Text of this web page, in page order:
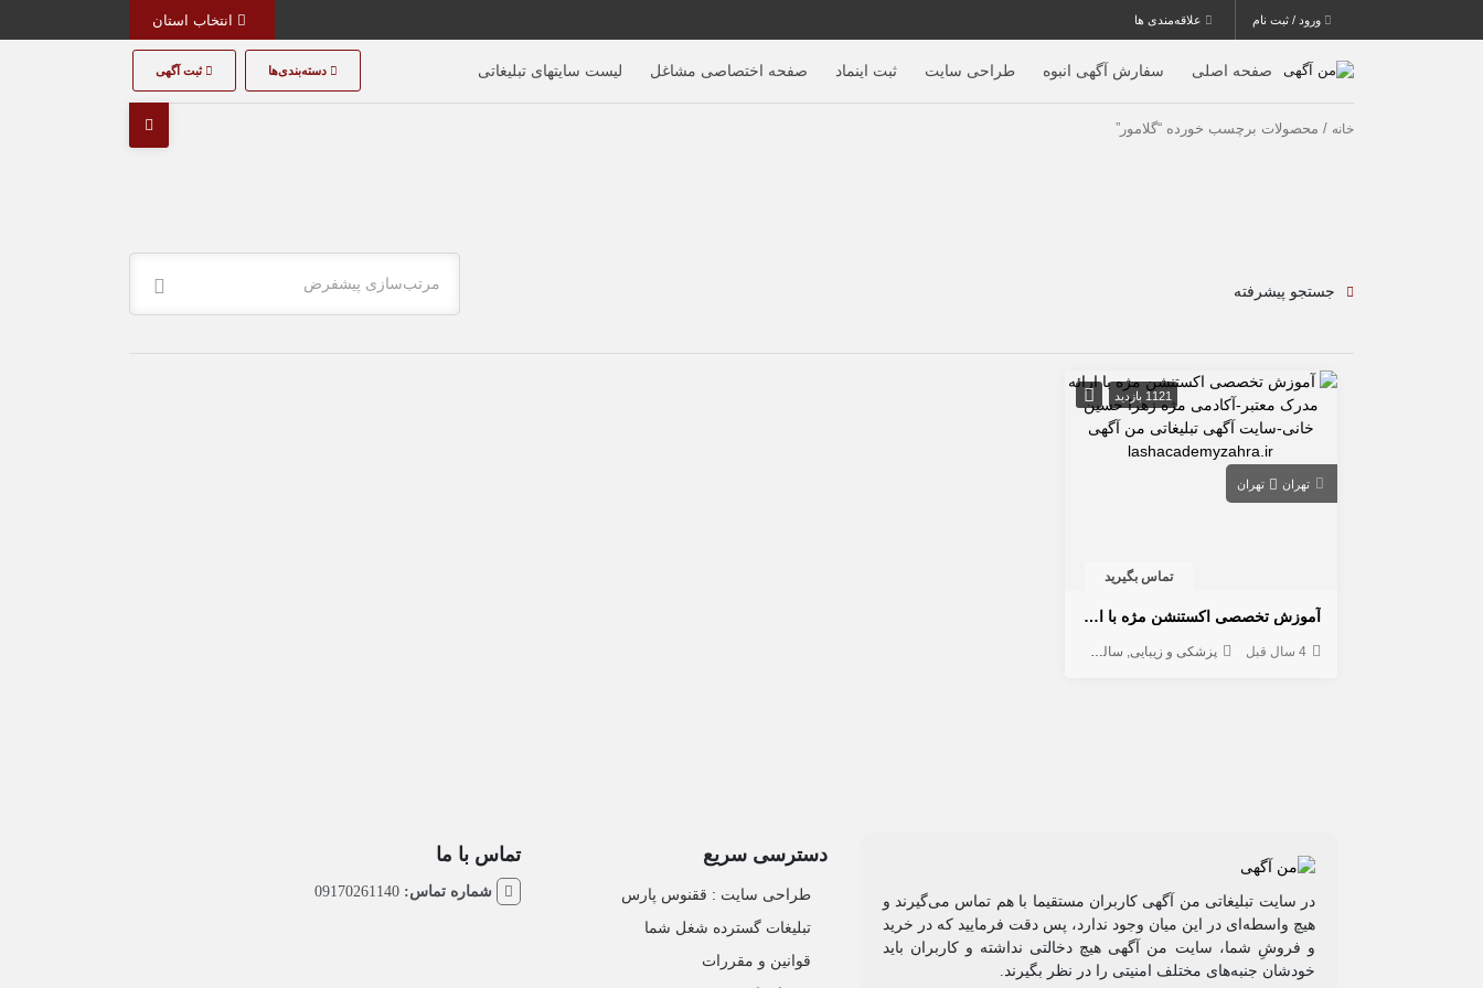
ورود / ثبت نام علاقه‌مندی ها
صفحه اصلی سفارش آگهی انبوه طراحی سایت ثبت اینماد صفحه اختصاصی مشاغل لیست سایتهای تبلیغاتی دسته‌بندی‌ها ثبت آگهی
خانه / محصولات برچسب خورده “گلامور”
مرتب‌سازی پیشفرض جستجو پیشرفته
1121 بازدید
تهران تهران
تماس بگیرید
آموزش تخصصی اکستنشن مژه با ارائه مدرک معتبر
4 سال قبل پزشکی و زیبایی سالن آرایش و زیبایی
در سایت تبلیغاتی من آگهی کاربران مستقیما با هم تماس می‌گیرند و
هیچ واسطه‌ای در این میان وجود ندارد، پس دقت فرمایید که در خرید
و فروشِ شما، سایت من آگهی هیچ دخالتی نداشته و کاربران باید
خودشان جنبه‌های مختلف امنیتی را در نظر بگیرند.
دسترسی سریع
طراحی سایت :‌ ققنوس پارس
تبلیغات گسترده شغل شما
قوانین و مقررات
تماس با ما
شماره تماس: 09170261140